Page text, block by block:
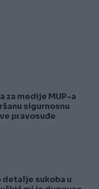
za medije MUP-a
sigurnosnu
pravosuđe
detalje sukoba u